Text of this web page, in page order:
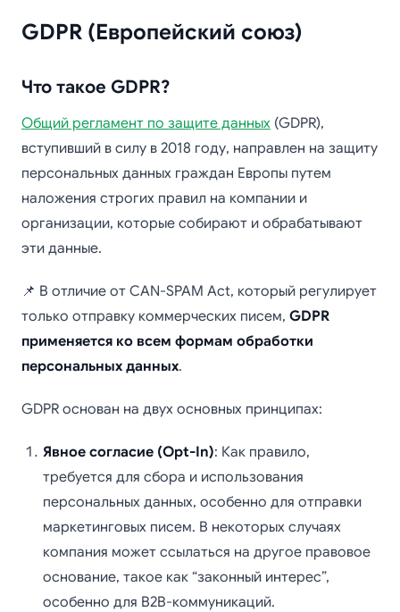
GDPR (Европейский союз)
Что такое GDPR?
Общий регламент по защите данных (GDPR),
вступивший в силу в 2018 году, направлен на защиту
персональных данных граждан Европы путем
наложения строгих правил на компании и
организации, которые собирают и обрабатывают
эти данные.
📌 В отличие от CAN-SPAM Act, который регулирует
только отправку коммерческих писем, GDPR
применяется ко всем формам обработки
персональных данных.
GDPR основан на двух основных принципах:
Явное согласие (Opt-In): Как правило,
требуется для сбора и использования
персональных данных, особенно для отправки
маркетинговых писем. В некоторых случаях
компания может ссылаться на другое правовое
основание, такое как “законный интерес”,
особенно для B2B-коммуникаций.